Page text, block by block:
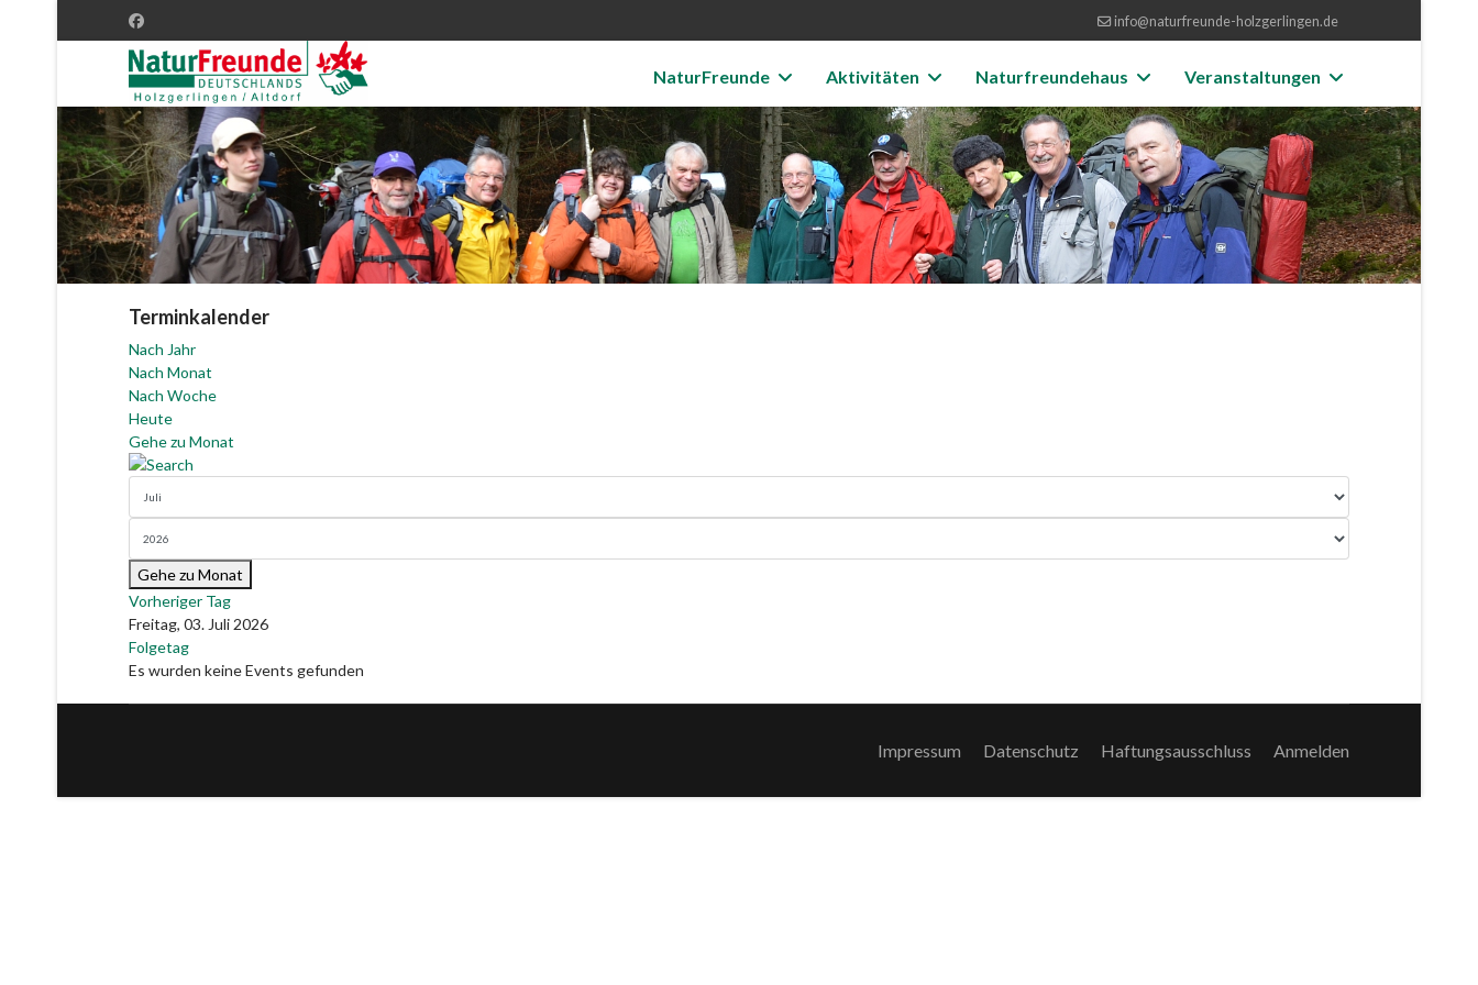
info@naturfreunde-holzgerlingen.de
NaturFreunde Aktivitäten Naturfreundehaus Veranstaltungen
Terminkalender
Nach Jahr
Nach Monat
Nach Woche
Heute
Gehe zu Monat
Gehe zu Monat
Vorheriger Tag
Freitag, 03. Juli 2026
Folgetag
Es wurden keine Events gefunden
Impressum Datenschutz Haftungsausschluss Anmelden